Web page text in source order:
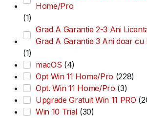
Home/Pro
(1)
Grad A Garantie 2-3 Ani
Grad A Garantie 3 Ani doar cu
(1)
macOS (4)
Opt Win 11 Home/Pro (228)
Opt. Win 11 Home/Pro (3)
Upgrade Gratuit Win 11 PRO
Win 10 Trial (30)